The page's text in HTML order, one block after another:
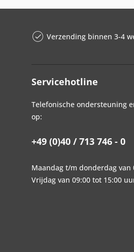
Verzending binnen 3-4
Servicehotline
Telefonische ondersteuning
op:
+49 (0)40 / 713 746 - 0
Maandag t/m donderdag van
Vrijdag van 09:00 tot 15:00